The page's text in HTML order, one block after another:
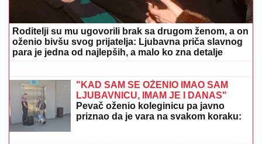
(VIDEO) JOVANA JEREMIĆ
PREKINULA JUTARNJI PROGRAM
Svi misle da su ove brutalne reči
upućene Draganu: "Svima sam donela
samo dobro"
PET DANA DO POČETKA
EVROPSKOG PRVENSTVA:Loznica
spremna za bokserski spektakl, Srbija
ima 13 aduta